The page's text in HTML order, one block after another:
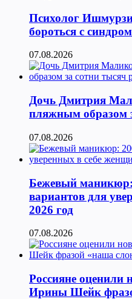
Психолог
бороться с
07.08.2026
Дочь Дмитрия
пляжным образом
07.08.2026
Бежевый
вариантов для
2026 год
07.08.2026
Россияне оценили
Ирины Шейк